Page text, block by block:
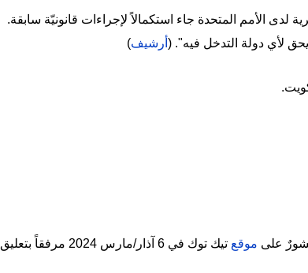
لدى الأمم المتحدة جاء استكمالاً لإجراءات قانونيّة سابقة.
يحق لأي دولة التدخل فيه". ( أرشيف)
على موقع
تيك توك في 6 آذار/مارس 2024 مرفقاً بتعليق